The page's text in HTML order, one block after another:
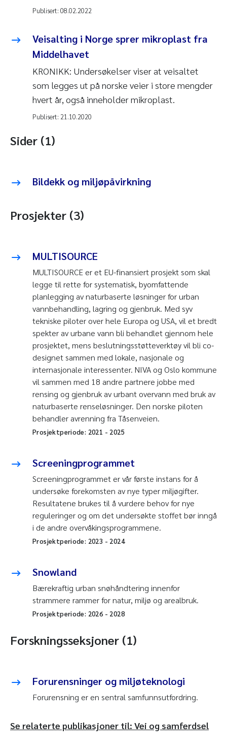
Publisert: 08.02.2022
Veisalting i Norge sprer mikroplast fra
Middelhavet
KRONIKK: Undersøkelser viser at veisaltet
som legges ut på norske veier i store mengder
hvert år, også inneholder mikroplast.
Publisert: 21.10.2020
Sider (1)
Bildekk og miljøpåvirkning
Prosjekter (3)
MULTISOURCE
MULTISOURCE er et EU-finansiert prosjekt som skal
legge til rette for systematisk, byomfattende
planlegging av naturbaserte løsninger for urban
vannbehandling, lagring og gjenbruk. Med syv
tekniske piloter over hele Europa og USA, vil et bredt
spekter av urbane vann bli behandlet gjennom hele
prosjektet, mens beslutningsstøtteverktøy vil bli co-
designet sammen med lokale, nasjonale og
internasjonale interessenter. NIVA og Oslo kommune
vil sammen med 18 andre partnere jobbe med
rensing og gjenbruk av urbant overvann med bruk av
naturbaserte renseløsninger. Den norske piloten
behandler avrenning fra Tåsenveien.
Prosjektperiode: 2021 - 2025
Screeningprogrammet
Screeningprogrammet er vår første instans for å
undersøke forekomsten av nye typer miljøgifter.
Resultatene brukes til å vurdere behov for nye
reguleringer og om det undersøkte stoffet bør inngå
i de andre overvåkingsprogrammene.
Prosjektperiode: 2023 - 2024
Snowland
Bærekraftig urban snøhåndtering innenfor
strammere rammer for natur, miljø og arealbruk.
Prosjektperiode: 2026 - 2028
Forskningsseksjoner (1)
Forurensninger og miljøteknologi
Forurensning er en sentral samfunnsutfordring.
Se relaterte publikasjoner til: Vei og samferdsel